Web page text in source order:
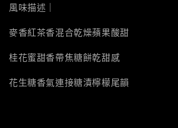
風味描述｜
麥香紅茶香混合乾燥蘋果酸甜
桂花蜜甜香帶焦糖餅乾甜感
花生糖香氣連接糖漬檸檬尾韻